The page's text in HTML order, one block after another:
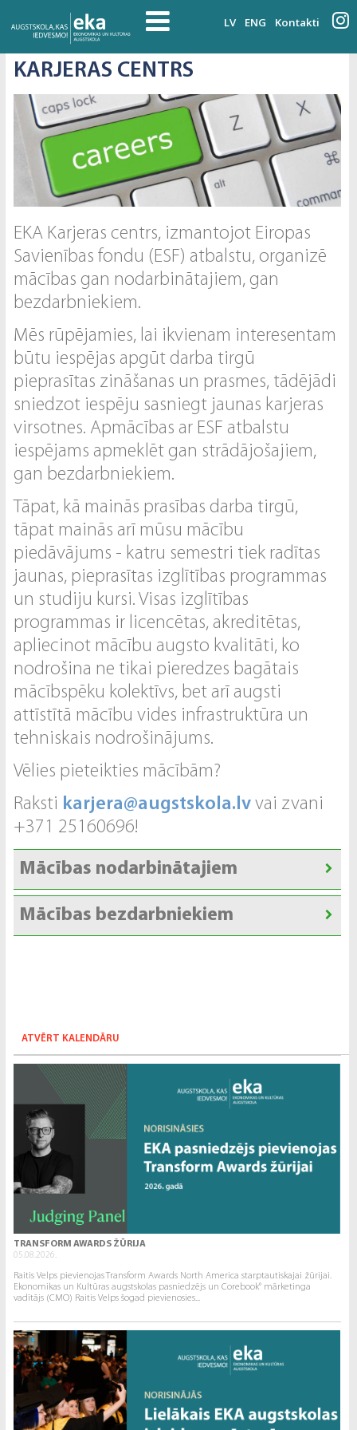
LV ENG Kontakti
KARJERAS CENTRS
EKA Karjeras centrs, izmantojot Eiropas
Savienības fondu (ESF) atbalstu, organizē
mācības gan nodarbinātajiem, gan
bezdarbniekiem.
Mēs rūpējamies, lai ikvienam interesentam
būtu iespējas apgūt darba tirgū
pieprasītas zināšanas un prasmes, tādējādi
sniedzot iespēju sasniegt jaunas karjeras
virsotnes. Apmācības ar ESF atbalstu
iespējams apmeklēt gan strādājošajiem,
gan bezdarbniekiem.
Tāpat, kā mainās prasības darba tirgū,
tāpat mainās arī mūsu mācību
piedāvājums - katru semestri tiek radītas
jaunas, pieprasītas izglītības programmas
un studiju kursi. Visas izglītības
programmas ir licencētas, akreditētas,
apliecinot mācību augsto kvalitāti, ko
nodrošina ne tikai pieredzes bagātais
mācībspēku kolektīvs, bet arī augsti
attīstītā mācību vides infrastruktūra un
tehniskais nodrošinājums.
Vēlies pieteikties mācībām?
Raksti karjera@augstskola.lv vai zvani
+371 25160696!
Mācības nodarbinātajiem
Mācības bezdarbniekiem
ATVĒRT KALENDĀRU
TRANSFORM AWARDS ŽŪRIJA
05.08.2026.
Raitis Velps pievienojas Transform Awards North America starptautiskajai žūrijai.
Ekonomikas un Kultūras augstskolas pasniedzējs un Corebook° mārketinga
vadītājs (CMO) Raitis Velps šogad pievienosies...